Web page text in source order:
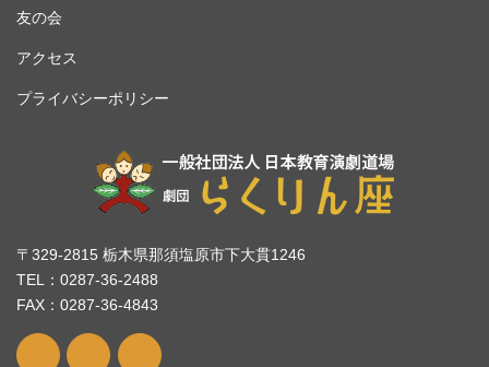
友の会
アクセス
プライバシーポリシー
〒329-2815 栃木県那須塩原市下大貫1246
TEL：0287-36-2488
FAX：0287-36-4843